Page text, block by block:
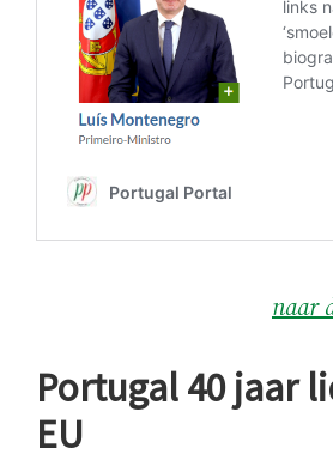
naar
Portugal 40 jaar
EU